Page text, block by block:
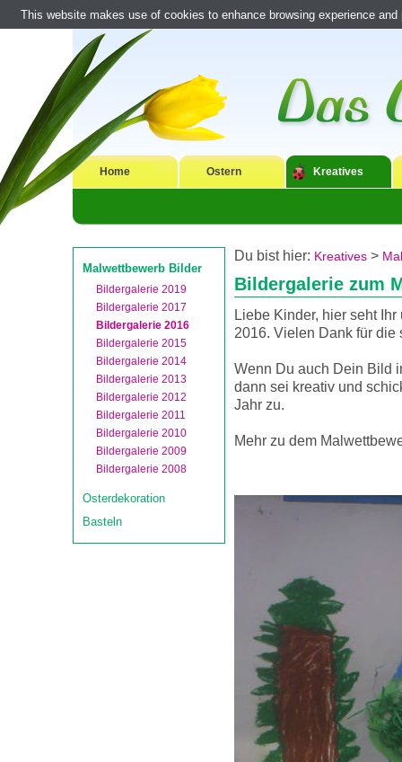
Home Ostern Kreatives
Malwettbewerb Bilder
Bildergalerie 2019
Bildergalerie 2017
Bildergalerie 2016
Bildergalerie 2015
Bildergalerie 2014
Bildergalerie 2013
Bildergalerie 2012
Bildergalerie 2011
Bildergalerie 2010
Bildergalerie 2009
Bildergalerie 2008
Osterdekoration
Basteln
Du bist hier: Kreatives >
Bildergalerie zum
Liebe Kinder, hier seht
2016. Vielen Dank für die
Wenn Du auch Dein Bild
dann sei kreativ und
Jahr zu.
Mehr zu dem
This website makes use of cookies to enhance browsing experience